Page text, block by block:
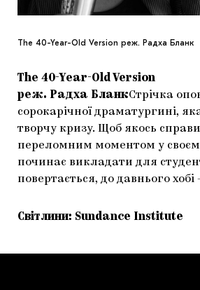
The 40-Year-Old Version реж. Радха Бланк
The 40-Year-Old Version
реж. Радха БланкСтрічка
сорокарічної драматургині,
творчу кризу. Щоб якось
переломним моментом у
починає викладати для
повертається, до давнього хобі
Світлини: Sundance Institute